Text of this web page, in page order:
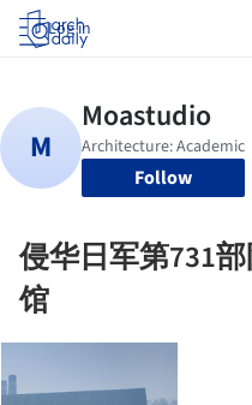
Log in
Follow
侵华日军第731
馆